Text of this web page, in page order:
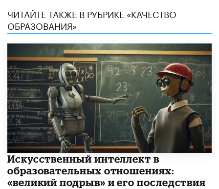
ЧИТАЙТЕ ТАКЖЕ В РУБРИКЕ «КАЧЕСТВО
ОБРАЗОВАНИЯ»
​Искусственный интеллект в
образовательных отношениях:
«великий подрыв» и его последствия